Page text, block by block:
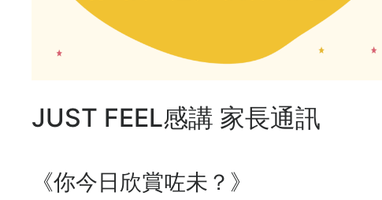
JUST FEEL感講 家長通訊
《你今日欣賞咗未？》